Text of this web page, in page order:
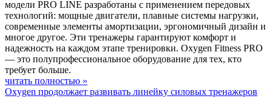
модели PRO LINE разработаны с применением передовых
технологий: мощные двигатели, плавные системы нагрузки,
современные элементы амортизации, эргономичный дизайн и
многое другое. Эти тренажеры гарантируют комфорт и
надежность на каждом этапе тренировки. Oxygen Fitness PRO
— это полупрофессиональное оборудование для тех, кто
требует больше.
читать полностью »
Oxygen продолжает развивать линейку силовых тренажеров